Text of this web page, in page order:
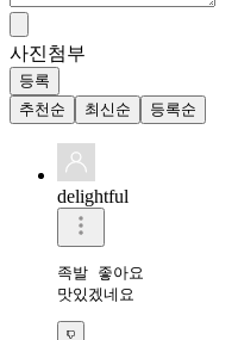
사진첨부
등록
추천순
최신순 등록순
delightful
족발 좋아요
맛있겠네요